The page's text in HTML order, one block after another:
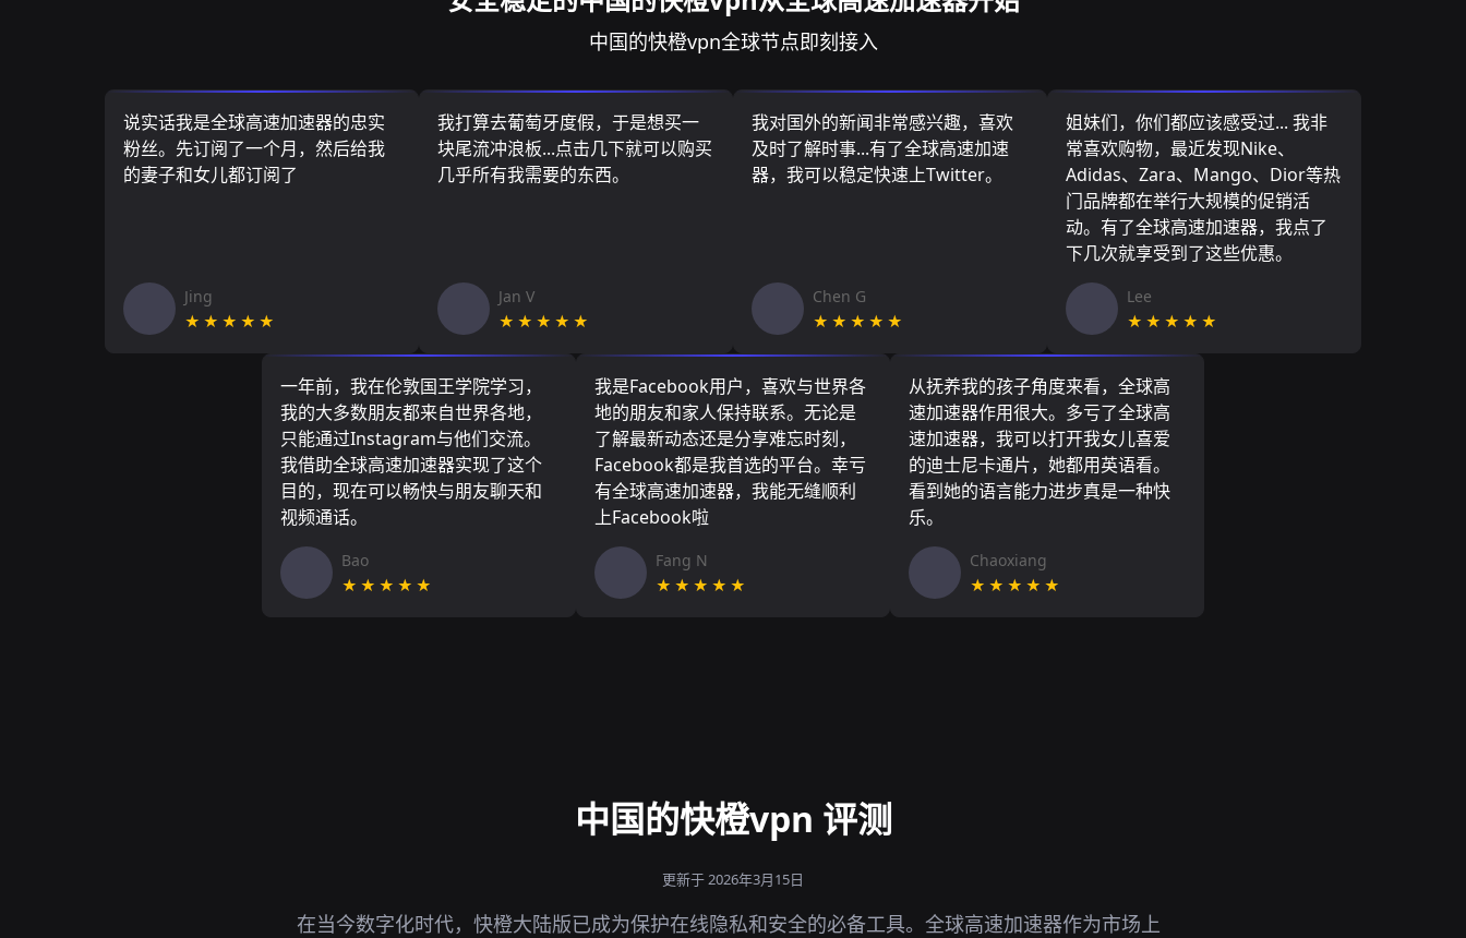
中国的快橙vpn全球节点即刻接入
说实话我是全球高速加速器的忠实
粉丝。先订阅了一个月，然后给我
的妻子和女儿都订阅了
Jing
★★★★★
我打算去葡萄牙度假，于是想买一
块尾流冲浪板...点击几下就可以购买
几乎所有我需要的东西。
Jan V
★★★★★
我对国外的新闻非常感兴趣，喜欢
及时了解时事...有了全球高速加速
器，我可以稳定快速上Twitter。
Chen G
★★★★★
姐妹们，你们都应该感受过... 我非
常喜欢购物，最近发现Nike、
Adidas、Zara、Mango、Dior等热
门品牌都在举行大规模的促销活
动。有了全球高速加速器，我点了
下几次就享受到了这些优惠。
Lee
★★★★★
一年前，我在伦敦国王学院学习，
我的大多数朋友都来自世界各地，
只能通过Instagram与他们交流。
我借助全球高速加速器实现了这个
目的，现在可以畅快与朋友聊天和
视频通话。
Bao
★★★★★
我是Facebook用户，喜欢与世界各
地的朋友和家人保持联系。无论是
了解最新动态还是分享难忘时刻，
Facebook都是我首选的平台。幸亏
有全球高速加速器，我能无缝顺利
上Facebook啦
Fang N
★★★★★
从抚养我的孩子角度来看，全球高
速加速器作用很大。多亏了全球高
速加速器，我可以打开我女儿喜爱
的迪士尼卡通片，她都用英语看。
看到她的语言能力进步真是一种快
乐。
Chaoxiang
★★★★★
中国的快橙vpn 评测
更新于 2026年3月15日
在当今数字化时代，快橙大陆版已成为保护在线隐私和安全的必备工具。全球高速加速器作为市场上